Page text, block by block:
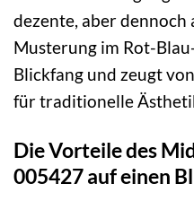
dezente, aber dennoch
Musterung im Rot-
Blickfang und zeugt
für traditionelle
Die Vorteile des
005427 auf einen